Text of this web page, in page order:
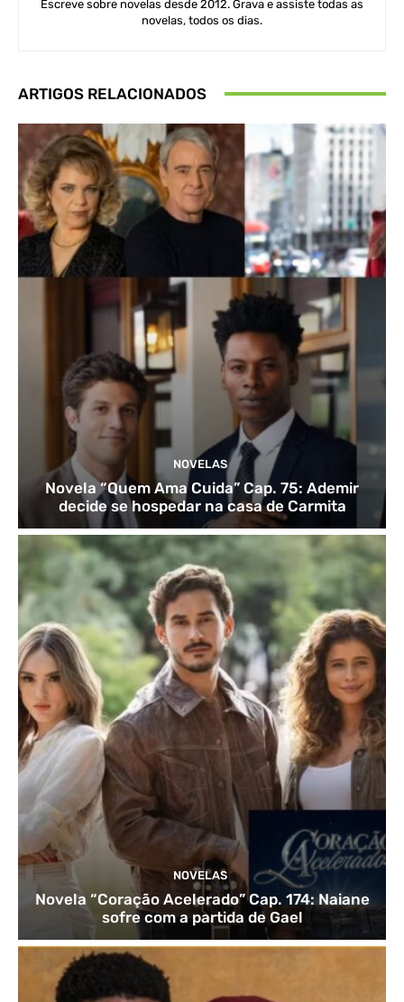
Escreve sobre novelas desde 2012. Grava e assiste todas as
novelas, todos os dias.
ARTIGOS RELACIONADOS
NOVELAS
Novela “Quem Ama Cuida” Cap. 75: Ademir
decide se hospedar na casa de Carmita
NOVELAS
Novela “Coração Acelerado” Cap. 174: Naiane
sofre com a partida de Gael